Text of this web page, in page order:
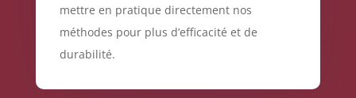
mettre en pratique directement nos
méthodes pour plus d’efficacité et de
durabilité.